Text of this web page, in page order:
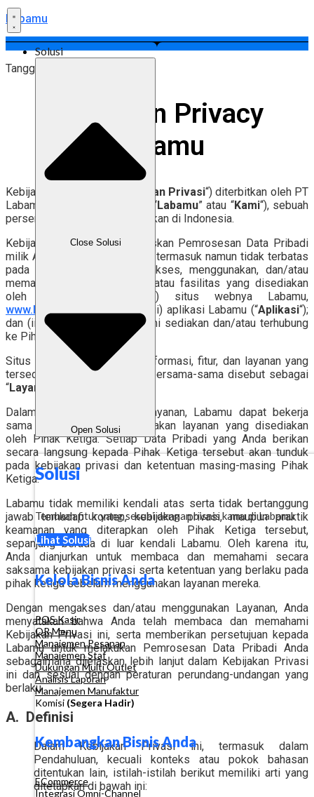
Labamu
Solusi
Close Solusi
Open Solusi
Solusi
Temukan fitur yang sesuai dengan bisnis kamu di Labamu
Lihat Solusi
Kelola Bisnis Anda
POS Kasir
QR Menu
Manajemen Pesanan
Manajemen Staf
Dukungan Multi Outlet
Analisis Laporan
Manajemen Manufaktur
Komisi (Segera Hadir)
Kembangkan Bisnis Anda
ECommerce
Integrasi Omni-Channel
Tanggal Berlaku: 27 Juli 2026
Kebijakan Privacy
Labamu
Kebijakan Privasi ini (“ Kebijakan Privasi“) diterbitkan oleh PT
Labamu Sejahtera Indonesia (“Labamu” atau “Kami“), sebuah
perseroan terbatas yang didirikan di Indonesia.
Kebijakan Privasi ini menjelaskan Pemrosesan Data Pribadi
milik Anda sebagai pengguna, termasuk namun tidak terbatas
pada saat mendaftar, mengakses, menggunakan, dan/atau
memanfaatkan layanan, fitur, atau fasilitas yang disediakan
oleh Labamu melalui: (i) situs webnya Labamu,
www.labamu.co.id
”); (ii) aplikasi Labamu (“Aplikasi“);
dan (iii) layanan lain yang Kami sediakan dan/atau terhubung
ke Pihak Ketiga.
Situs dan Aplikasi, beserta informasi, fitur, dan layanan yang
tersedia didalamnya, secara bersama-sama disebut sebagai
“Layanan
Dalam rangka penyediaan Layanan, Labamu dapat bekerja
sama dengan atau menggunakan layanan yang disediakan
oleh Pihak Ketiga. Setiap Data Pribadi yang Anda berikan
secara langsung kepada Pihak Ketiga tersebut akan tunduk
pada kebijakan privasi dan ketentuan masing-masing Pihak
Ketiga.
Labamu tidak memiliki kendali atas serta tidak bertanggung
jawab terhadap konten, kebijakan privasi, maupun praktik
keamanan yang diterapkan oleh Pihak Ketiga tersebut,
sepanjang berada di luar kendali Labamu. Oleh karena itu,
Anda dianjurkan untuk membaca dan memahami secara
saksama kebijakan privasi serta ketentuan yang berlaku pada
pihak ketiga sebelum menggunakan layanan mereka.
Dengan mengakses dan/atau menggunakan Layanan, Anda
menyatakan bahwa Anda telah membaca dan memahami
Kebijakan Privasi ini, serta memberikan persetujuan kepada
Labamu untuk melakukan Pemrosesan Data Pribadi Anda
sebagaimana dijelaskan lebih lanjut dalam Kebijakan Privasi
ini dan sesuai dengan peraturan perundang-undangan yang
berlaku.
A. Definisi
Dalam Kebijakan Privasi ini, termasuk dalam
Pendahuluan, kecuali konteks atau pokok bahasan
ditentukan lain, istilah-istilah berikut memiliki arti yang
ditetapkan di bawah ini: